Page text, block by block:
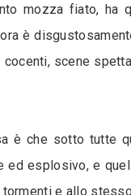
mozza fiato, ha
è
scene
è che sotto tutte
ed esplosivo, e
e allo